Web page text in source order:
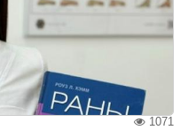
1071